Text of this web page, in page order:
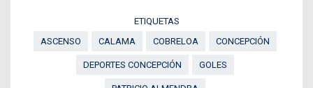
ETIQUETAS
ASCENSO
CALAMA COBRELOA CONCEPCIÓN
DEPORTES CONCEPCIÓN GOLES